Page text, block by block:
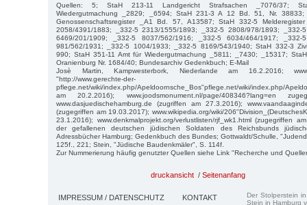
Quellen: 5; StaH 213-11 Landgericht Strafsachen _7076/37;
Wiedergutmachung _2829; _6594; StaH 231-3 A 12 Bd. 51, Nr.
Genossenschaftsregister _A1 Bd. 57, A13587; StaH 332-5
2058/4391/1883; _332-5 2313/1555/1893; _332-5 2808/978/1893; _332-
6469/201/1909; _332-5 8037/562/1916; _332-5 6034/464/1917; _332-
981/562/1931; _332-5 1004/1933; _332-5 8169/543/1940; StaH 332-3
990; StaH 351-11 Amt für Wiedergutmachung _5811; _7430; _15317;
Oranienburg Nr. 1684/40; Bundesarchiv Gedenkbuch; E-Mail
Josè Martin, Kampwesterbork, Niederlande am 16.2.2016;
"http://www.gerechte-der-
pflege.net/wiki/index.php/Apeldoornsche_Bos"pflege.net/wiki/index.php/
am 20.2.2016); www.joodsmonument.nl/page/408346?lang=en
www.dasjuedischehamburg.de (zugriffen am 27.3.2016);
(zugegriffen am 19.03.2017); www.wikipedia.org/wiki/
23.1.2016); www.denkmalprojekt.org/verlustlisten/rjf_wk1.html (zugegriffen
der gefallenen deutschen jüdischen Soldaten des Reichsbunds
Adressbücher Hamburg; Gedenkbuch des Bundes; Gottwaldt/Schulle,
125f., 221; Stein, "Jüdische Baudenkmäler", S. 114f.
Zur Nummerierung häufig genutzter Quellen siehe Link "Recherche und
druckansicht / Seitenanfang
IMPRESSUM / DATENSCHUTZ KONTAKT
Der Stolperstein
Stein in Hamburg